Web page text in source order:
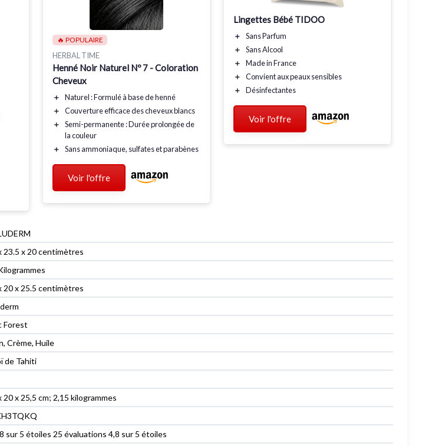
🔥 POPULAIRE
HERBAL TIME
Henné Noir Naturel Nº 7 - Coloration
Cheveux
＋ Naturel : Formulé à base de henné
＋
Couvertureefficace des cheveux blancs
＋
Semi-permanente: Durée prolongée de
la couleur
＋
Sansammoniaque, sulfates et parabènes
Voir l'offre
Lingettes Bébé TIDOO
＋
Sans Parfum
＋
Sans Alcool
＋
Made in France
＋
Convient aux peaux sensibles
＋
Désinfectantes
Voir l'offre
23.5 x 20 centimètres
20 x 25.5 centimètres
Forest
Crème, Huile
de Tahiti
20 x 25,5 cm; 2,15 kilogrammes
sur 5 étoiles 25 évaluations 4,8 sur 5 étoiles